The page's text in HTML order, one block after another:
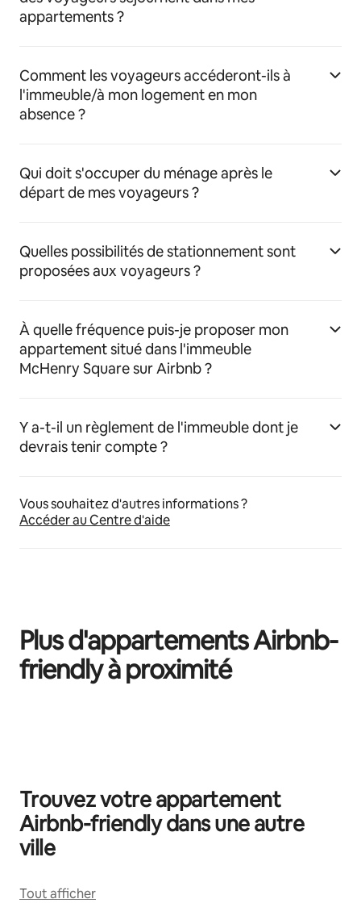
appartements ?
Comment les voyageurs accéderont-ils à
l'immeuble/à mon logement en mon
absence ?
Qui doit s'occuper du ménage après le
départ de mes voyageurs ?
Quelles possibilités de stationnement sont
proposées aux voyageurs ?
À quelle fréquence puis-je proposer mon
appartement situé dans l'immeuble
McHenry Square sur Airbnb ?
Y a-t-il un règlement de l'immeuble dont je
devrais tenir compte ?
Vous souhaitez d'autres informations ?
Accéder au Centre d'aide
Plus d'appartements Airbnb-
friendly à proximité
Trouvez votre appartement
Airbnb-friendly dans une autre
ville
Tout afficher